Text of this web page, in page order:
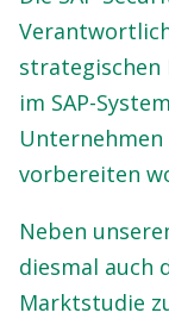
strategischen
im SAP-
vorbereiten
Neben
diesmal auch
Marktstudie